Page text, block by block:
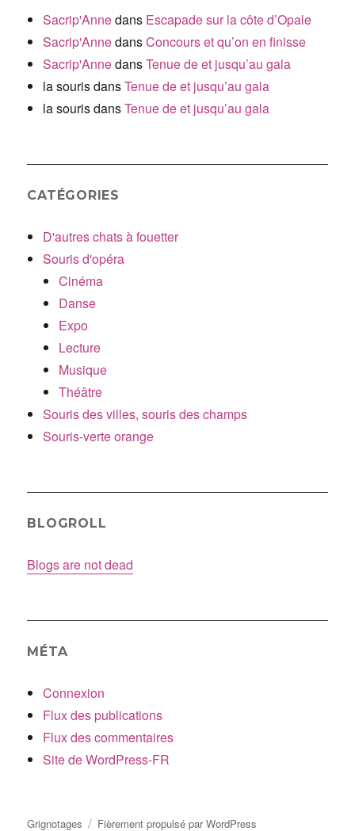
Sacrip'Annedans Escapade sur la côte d’Opale
Sacrip'AnnedansConcours et qu’on en finisse
Sacrip'AnnedansTenue de et jusqu’au gala
la sourisdansTenue de et jusqu’au gala
la sourisdansTenue de et jusqu’au gala
CATÉGORIES
D'autres chats à fouetter
Souris d'opéra
Cinéma
Danse
Expo
Lecture
Musique
Théâtre
Souris des villes, souris des champs
Souris-verte orange
BLOGROLL
Blogs are not dead
MÉTA
Connexion
Flux des publications
Flux des commentaires
Site de WordPress-FR
Grignotages Fièrement propulsé par WordPress